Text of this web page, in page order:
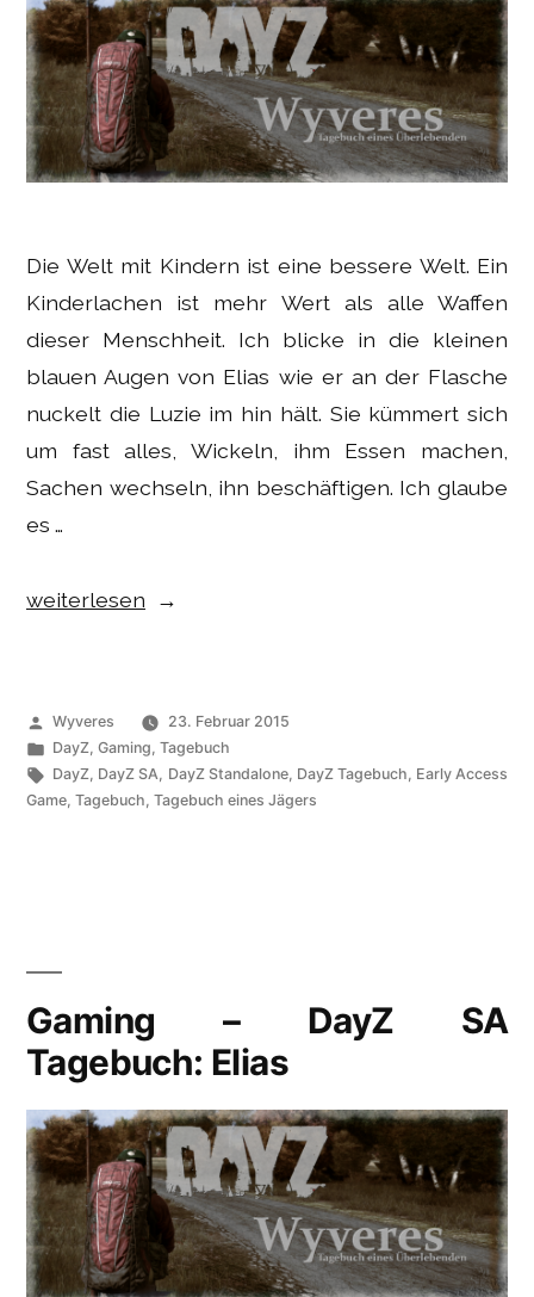
Die Welt mit Kindern ist eine bessere Welt. Ein
Kinderlachen ist mehr Wert als alle Waffen
dieser Menschheit. Ich blicke in die kleinen
blauen Augen von Elias wie er an der Flasche
nuckelt die Luzie im hin hält. Sie kümmert sich
um fast alles, Wickeln, ihm Essen machen,
Sachen wechseln, ihn beschäftigen. Ich glaube
es …
„Gaming
SA
Tagebuch:
Verzweiflung
weiterlesen
Veröffentlicht
von
Wyveres
23. Februar 2015
Veröffentlicht
unter
DayZ,Gaming,Tagebuch
Schlagwörter:
DayZ, DayZ SA, DayZ Standalone, DayZ Tagebuch, Early Access
Game, Tagebuch, Tagebuch eines Jägers
Gaming – DayZ SA
Tagebuch: Elias